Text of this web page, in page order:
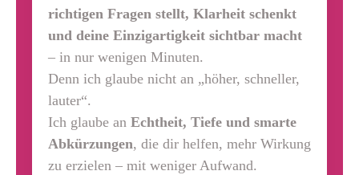
richtigen Fragen stellt, Klarheit schenkt
und deine Einzigartigkeit sichtbar macht
– in nur wenigen Minuten.
Denn ich glaube nicht an „höher, schneller,
lauter“.
Ich glaube an Echtheit, Tiefe und smarte
Abkürzungen, die dir helfen, mehr Wirkung
zu erzielen – mit weniger Aufwand.